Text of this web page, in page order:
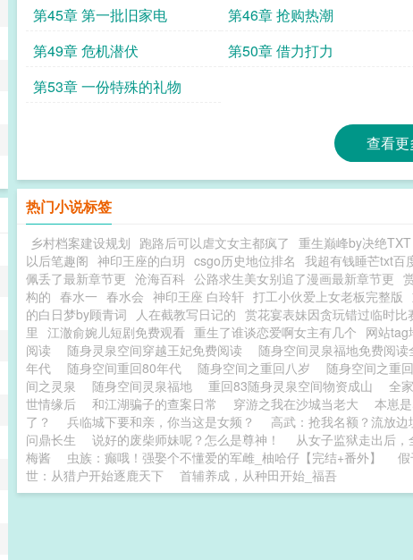
第45章 第一批旧家电
第46章 抢购热潮
第49章 危机潜伏
第50章 借力打力
第53章 一份特殊的礼物
查看更
热门小说标签
乡村档案建设规划 跑路后可以虐文女主都疯了 重生巅峰by决绝TXT
以后笔趣阁 神印王座的白玥 csgo历史地位排名 我超有钱睡芒txt百
佩丢了最新章节更 沧海百科 公路求生美女别追了漫画最新章节更
构的 春水一 春水会 神印王座 白玲轩 打工小伙爱上女老板完整版
的白日梦by顾青词
人在截教写日记的 赏花宴表妹因贪玩错过临时比
里 江澈俞婉儿短剧免费观看 重生了谁谈恋爱啊女主有几个 网站tag
阅读
随身灵泉空间穿越王妃免费阅读 随身空间灵泉福地免费阅读
年代
随身空间重回80年代 随身空间之重回八岁 随身空间之重
间之灵泉
随身空间灵泉福地 重回83随身灵泉空间物资成山 全
世情缘后
和江湖骗子的查案日常 穿游之我在沙城当老大 本崽
了？
兵临城下要和亲，你当这是女频？ 高武：抢我名额？流放边
问鼎长生
说好的废柴师妹呢？怎么是尊神！ 从女子监狱走出后，
梅酱
虫族：癫哦！强娶个不懂爱的军雌_柚哈仔【完结+番外】
世：从猎户开始逐鹿天下
首辅养成，从种田开始_福吾